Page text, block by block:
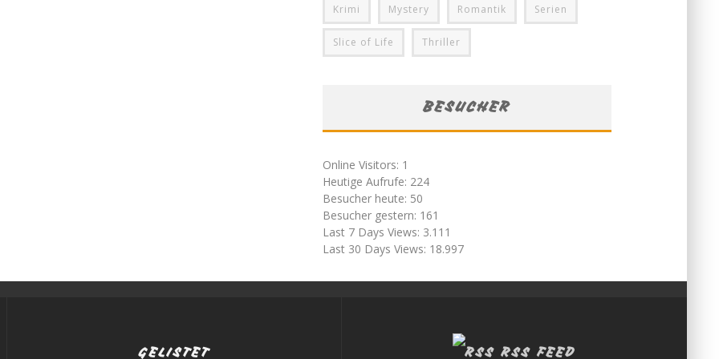
Krimi Mystery Romantik Serien
Slice of Life Thriller
BESUCHER
Online Visitors: 1
Heutige Aufrufe: 224
Besucher heute: 50
Besucher gestern: 161
Last 7 Days Views: 3.111
Last 30 Days Views: 18.997
GELISTET RSS FEED